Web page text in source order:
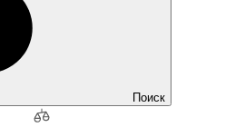
Поиск